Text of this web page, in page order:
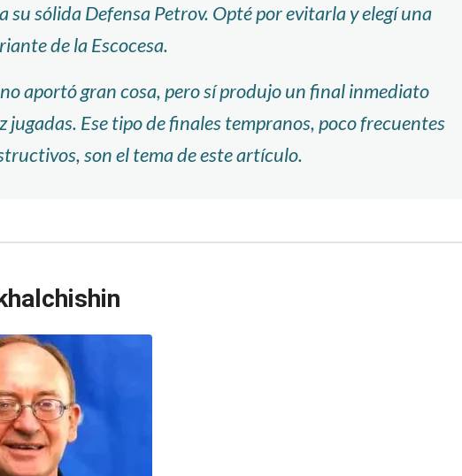
su sólida Defensa Petrov. Opté por evitarla y elegí una
de la Escocesa.
aportó gran cosa, pero sí produjo un final inmediato
jugadas. Ese tipo de finales tempranos, poco frecuentes
son el tema de este artículo.